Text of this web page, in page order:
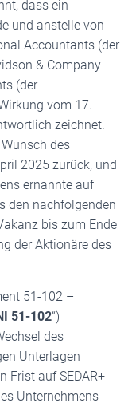
dass ein
und anstelle von
Accountants (der
& Company
(der
vom 17.
zeichnet.
des
2025 zurück, und
ernannte auf
den nachfolgenden
bis zum Ende
der Aktionäre des
51-102 –
51-102“)
des
Unterlagen
Frist auf SEDAR+
Unternehmens